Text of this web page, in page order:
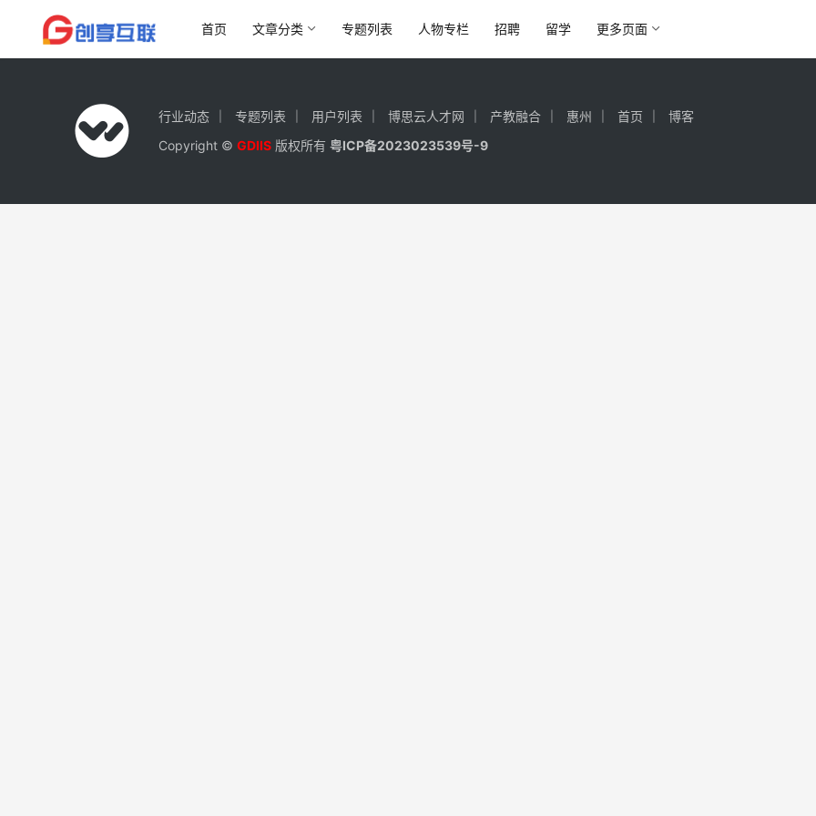
首页 文章分类 专题列表 人物专栏 招聘 留学 更多页面
行业动态 专题列表 用户列表 博思云人才网 产教融合 惠州 首页
博客
Copyright © GDIIS 版权所有 粤ICP备2023023539号-9